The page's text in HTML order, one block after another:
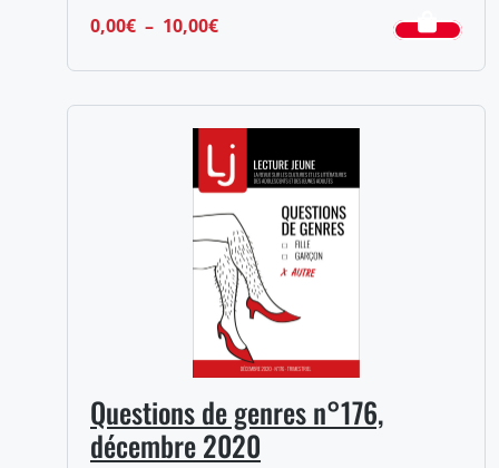
0,00€ – 10,00€Plage
0,00€
à
Questions de genres n°176,
décembre 2020